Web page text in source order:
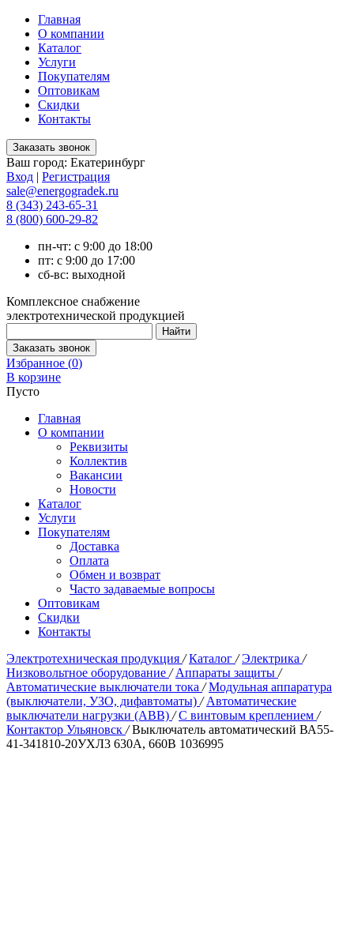
Главная
О компании
Каталог
Услуги
Покупателям
Оптовикам
Скидки
Контакты
Ваш город: Екатеринбург
Вход | Регистрация
sale@energogradek.ru
8 (343) 243-65-31
8 (800) 600-29-82
пн-чт: с 9:00 до 18:00
пт: с 9:00 до 17:00
сб-вс: выходной
Комплексное снабжение
электротехнической продукцией
Избранное (0)
В корзине
Пусто
Главная
О компании
Реквизиты
Коллектив
Вакансии
Новости
Каталог
Услуги
Покупателям
Доставка
Оплата
Обмен и возврат
Часто задаваемые вопросы
Оптовикам
Скидки
Контакты
Электротехническая продукция / Каталог / Электрика /
Низковольтное оборудование / Аппараты защиты /
Автоматические выключатели тока / Модульная аппаратура
(выключатели, УЗО, дифавтоматы) / Автоматические
выключатели нагрузки (ABB) / С винтовым креплением /
Контактор Ульяновск / Выключатель автоматический ВА55-
41-341810-20УХЛ3 630А, 660В 1036995